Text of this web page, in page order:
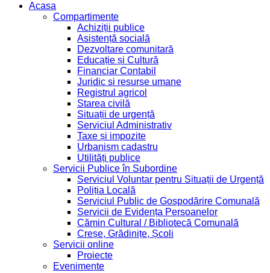
Acasa
Compartimente
Achiziții publice
Asistență socială
Dezvoltare comunitară
Educație și Cultură
Financiar Contabil
Juridic si resurse umane
Registrul agricol
Starea civilă
Situații de urgență
Serviciul Administrativ
Taxe și impozite
Urbanism cadastru
Utilități publice
Servicii Publice în Subordine
Serviciul Voluntar pentru Situații de Urgență
Poliția Locală
Serviciul Public de Gospodărire Comunală
Servicii de Evidența Persoanelor
Cămin Cultural / Bibliotecă Comunală
Creșe, Grădinițe, Școli
Servicii online
Proiecte
Evenimente